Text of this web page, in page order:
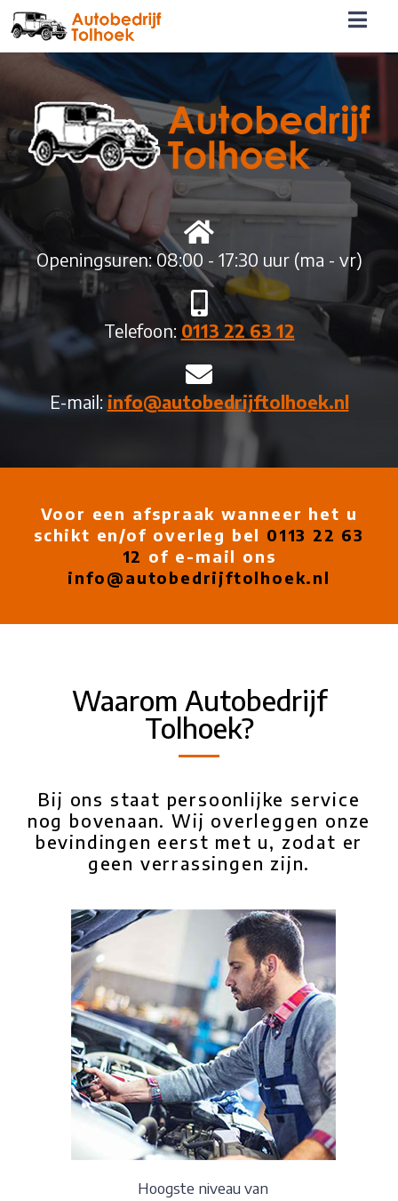
Openingsuren: 08:00 - 17:30 uur (ma - vr)
Telefoon: 0113 22 63 12
E-mail:info@autobedrijftolhoek.nl
Voor een afspraak wanneer het u
schikt en/of overleg bel 0113 22 63
12 of e-mail ons
info@autobedrijftolhoek.nl
Waarom Autobedrijf
Tolhoek?
Bij ons staat persoonlijke service
nog bovenaan. Wij overleggen onze
bevindingen eerst met u, zodat er
geen verrassingen zijn.
Hoogste niveau van